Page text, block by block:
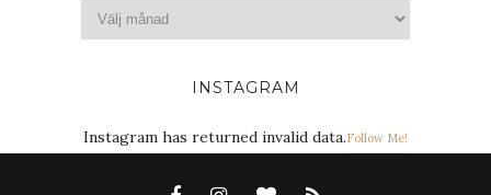
INSTAGRAM
Instagram has returned invalid data.Follow Me!